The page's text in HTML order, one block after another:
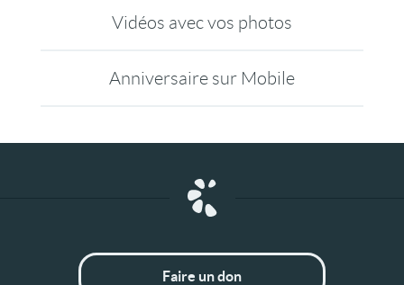
Vidéos avec vos photos
Anniversaire sur Mobile
Faire un don